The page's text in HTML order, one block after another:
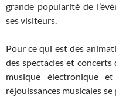
grande popularité de
ses visiteurs.
Pour ce qui est des
des spectacles et concerts
musique électronique
réjouissances musicales